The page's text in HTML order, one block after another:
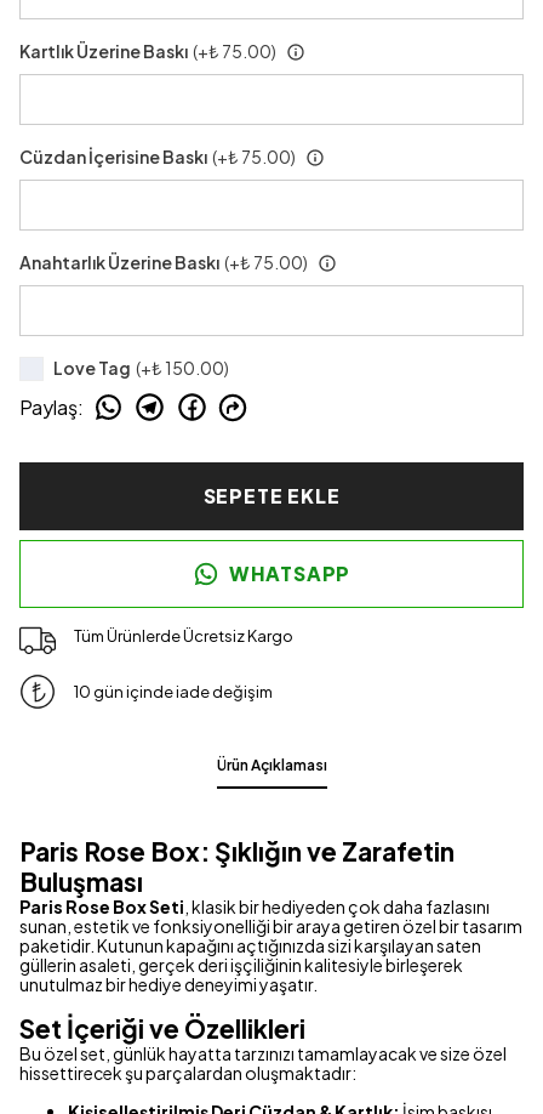
Kartlık Üzerine Baskı (+₺ 75.00)
Cüzdan İçerisine Baskı (+₺ 75.00)
Anahtarlık Üzerine Baskı (+₺ 75.00)
Love Tag (+₺ 150.00)
Paylaş:
SEPETE EKLE
WHATSAPP
Tüm Ürünlerde Ücretsiz Kargo
10 gün içinde iade değişim
Ürün Açıklaması
Paris Rose Box: Şıklığın ve Zarafetin
Buluşması
Paris Rose Box Seti , klasik bir hediyeden çok daha fazlasını
sunan, estetik ve fonksiyonelliği bir araya getiren özel bir tasarım
paketidir. Kutunun kapağını açtığınızda sizi karşılayan saten
güllerin asaleti, gerçek deri işçiliğinin kalitesiyle birleşerek
unutulmaz bir hediye deneyimi yaşatır.
Set İçeriği ve Özellikleri
Bu özel set, günlük hayatta tarzınızı tamamlayacak ve size özel
hissettirecek şu parçalardan oluşmaktadır: